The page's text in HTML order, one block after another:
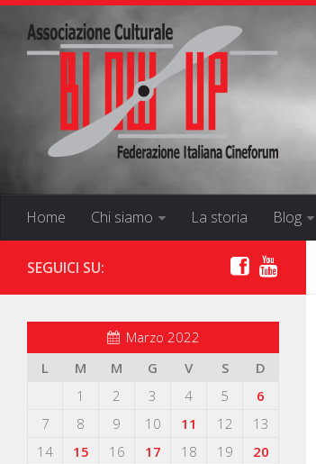
Home Chi siamo La storia Blog
SEGUICI SU:
Marzo 2022
L
M M G V S
D
1
2 3 4 5
6
7
8 9 10 11 12
13
14
15 16 17 18 19
20